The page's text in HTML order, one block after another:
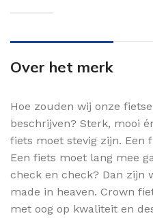
Over het merk
Hoe zouden wij onze
beschrijven? Sterk, mooi
fiets moet stevig zijn. Een
Een fiets moet lang mee
check en check? Dan zijn
made in heaven. Crown
met oog op kwaliteit en